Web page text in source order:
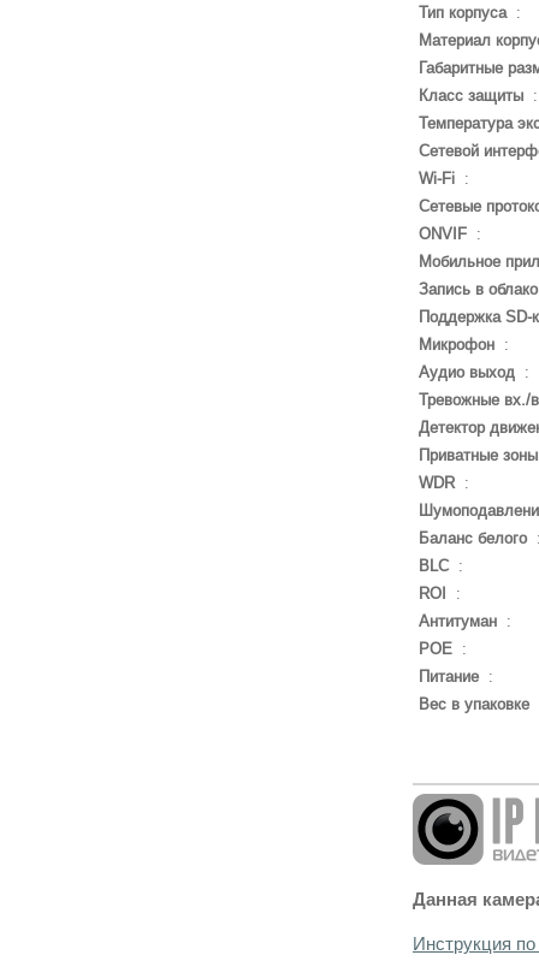
Тип корпуса:
Материал
Габаритные
Класс защиты
Температура
Сетевой
Wi-Fi :
Сетевые
ONVIF :
Мобильное
Запись в облако
Поддержка SD-
Микрофон :
Аудио выход :
Тревожные вх./
Детектор
Приватные зоны
WDR:
Баланс белого
BLC:
ROI
:
Антитуман :
POE :
Питание :
Вес в упаковке